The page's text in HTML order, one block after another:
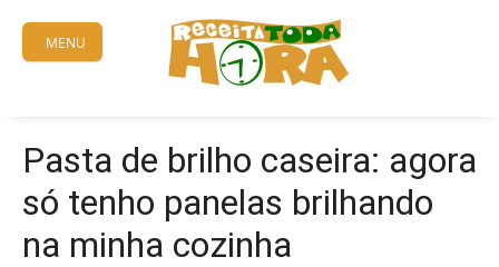
content
MENU
Pasta de brilho caseira: agora
só tenho panelas brilhando
na minha cozinha